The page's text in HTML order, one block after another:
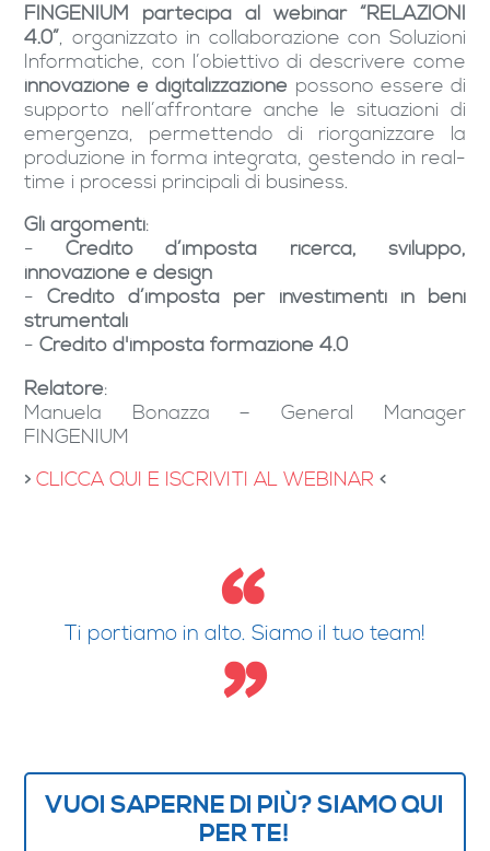
FINGENIUM
partecipa al webinar “RELAZIONI
4.0”, organizzato in collaborazione con Soluzioni
Informatiche, con l’obiettivo di descrivere come
innovazione e digitalizzazione possono essere di
supporto nell’affrontare anche le situazioni di
emergenza, permettendo di riorganizzare la
produzione in forma integrata, gestendo in real-
time i processi principali di business.
Gli argomenti:
-Credito d’imposta ricerca, sviluppo,
innovazione e design
-Credito d’imposta per investimenti in beni
strumentali
-Credito d'imposta formazione 4.0
Relatore:
Manuela Bonazza – General Manager
FINGENIUM
>CLICCA QUI E ISCRIVITI AL WEBINAR<
Ti portiamo in alto. Siamo il tuo team!
VUOI SAPERNE DI PIÙ? SIAMO QUI
PER TE!